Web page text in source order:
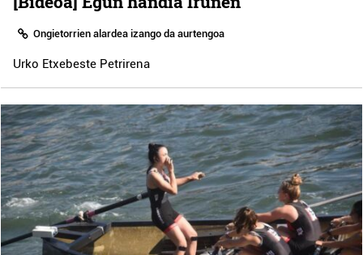
Ongietorrien alardea izango da aurtengoa
Urko Etxebeste Petrirena